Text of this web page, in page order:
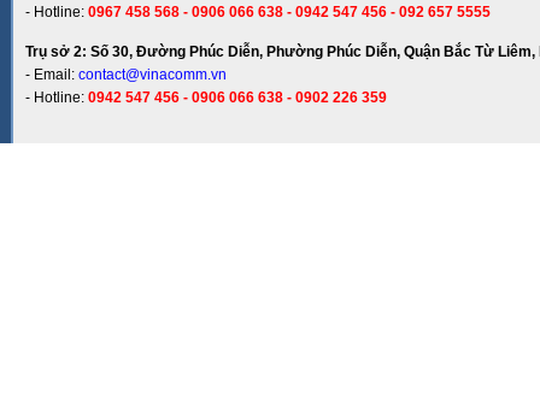
- Hotline: 0967 458 568 - 0906 066 638 - 0942 547 456 - 092 657 5555
Trụ sở 2: Số 30, Đường Phúc Diễn, Phường Phúc Diễn, Quận Bắc Từ Liêm,
- Email: contact@vinacomm.vn
- Hotline: 0942 547 456 - 0906 066 638 - 0902 226 359